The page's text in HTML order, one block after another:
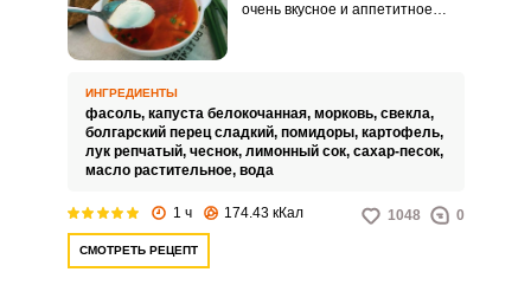
очень вкусное и аппетитное
сможет приготовить каждый.
ИНГРЕДИЕНТЫ
фасоль, капуста белокочанная, морковь, свекла,
болгарский перец сладкий, помидоры, картофель,
лук репчатый, чеснок, лимонный сок, сахар-песок,
масло растительное, вода
1 ч 174.43 кКал 1048 0
СМОТРЕТЬ РЕЦЕПТ